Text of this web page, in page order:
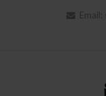
Email: